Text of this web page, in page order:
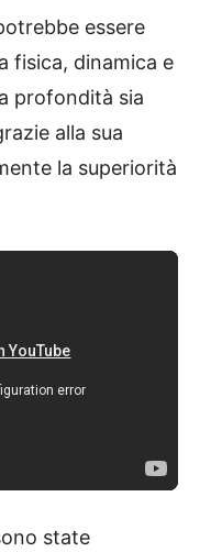
essere
fisica, dinamica e
profondità sia
alla sua
la superiorità
state